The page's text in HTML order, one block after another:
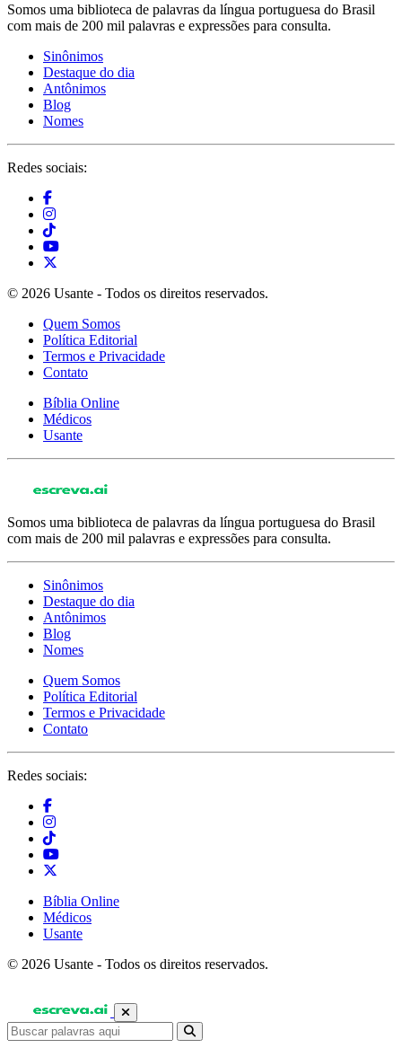
Somos uma biblioteca de palavras da língua portuguesa do Brasil
com mais de 200 mil palavras e expressões para consulta.
Sinônimos
Destaque do dia
Antônimos
Blog
Nomes
Redes sociais:
© 2026 Usante - Todos os direitos reservados.
Quem Somos
Política Editorial
Termos e Privacidade
Contato
Bíblia Online
Médicos
Usante
Somos uma biblioteca de palavras da língua portuguesa do Brasil
com mais de 200 mil palavras e expressões para consulta.
Sinônimos
Destaque do dia
Antônimos
Blog
Nomes
Quem Somos
Política Editorial
Termos e Privacidade
Contato
Redes sociais:
Bíblia Online
Médicos
Usante
© 2026 Usante - Todos os direitos reservados.